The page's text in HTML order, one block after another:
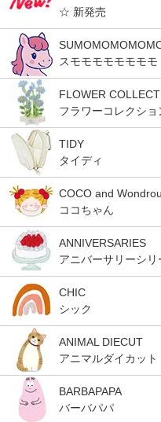
☆ 新発売
スモモモモモモモモ
FLOWER
フラワーコレクショ
TIDY
タイディ
COCO and
ココちゃん
ANNIVERSARIES
アニバーサリーシリ
CHIC
シック
ANIMAL DIECUT
アニマルダイカット
BARBAPAPA
バーバパパ